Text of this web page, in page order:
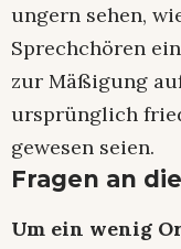
ungern sehen,
Sprechchören
zur Mäßigung
ursprünglich
gewesen seien.
Fragen an
Um ein wenig